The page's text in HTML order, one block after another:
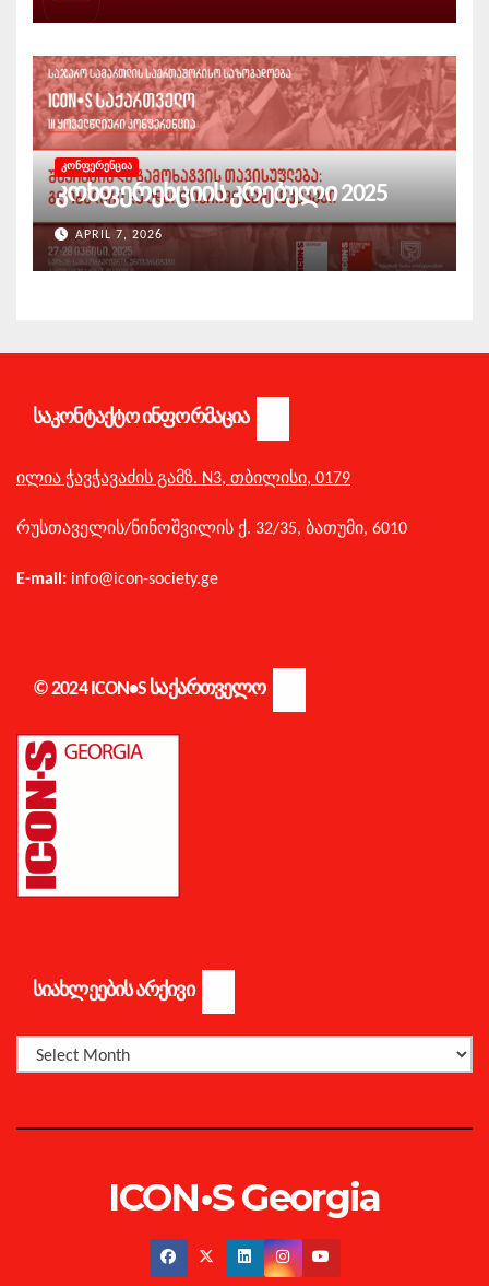
ᲙᲝᲜᲤᲔᲠᲔᲜᲪᲘᲐ
კონფერენციის კრებული 2025
APRIL 7, 2026
ᲡᲐᲙᲝᲜᲢᲐᲥᲢᲝ ᲘᲜᲤᲝᲠᲛᲐᲪᲘᲐ
ილია ჭავჭავაძის გამზ. N3, თბილისი, 0179
რუსთაველის/ნინოშვილის ქ. 32/35, ბათუმი, 6010
E-mail: info@icon-society.ge
© 2024 ICON•S ᲡᲐᲥᲐᲠᲗᲕᲔᲚᲝ
ᲡᲘᲐᲮᲚᲔᲔᲑᲘᲡ ᲐᲠᲥᲘᲕᲘ
ICON•S Georgia